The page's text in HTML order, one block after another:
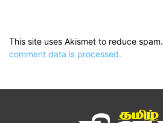
This site uses Akismet to reduce spam.
comment data is processed.